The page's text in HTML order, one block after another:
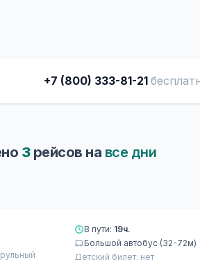
+7 (800) 333-81-21
3рейсов на все дни
В пути: 19ч.
Большой автобус (32-72м)
Детский билет: нет